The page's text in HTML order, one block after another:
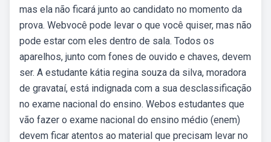
mas ela não ficará junto ao candidato no momento da
prova. Webvocê pode levar o que você quiser, mas não
pode estar com eles dentro de sala. Todos os
aparelhos, junto com fones de ouvido e chaves, devem
ser. A estudante kátia regina souza da silva, moradora
de gravataí, está indignada com a sua desclassificação
no exame nacional do ensino. Webos estudantes que
vão fazer o exame nacional do ensino médio (enem)
devem ficar atentos ao material que precisam levar no